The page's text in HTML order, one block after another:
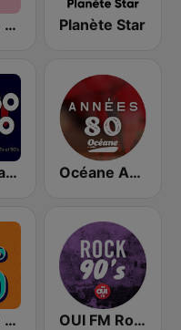
Nostalgie 80 Planète Star
TOP 80 radio Océane Années 80
Nostalgie Pop 80 OUI FM Rock 90's